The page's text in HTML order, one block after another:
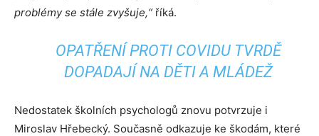
problémy se stále zvyšuje,“říká.
OPATŘENÍ PROTI COVIDU TVRDĚ
DOPADAJÍ NA DĚTI A MLÁDEŽ
Nedostatek školních psychologů znovu potvrzuje i
Miroslav Hřebecký. Současně odkazuje ke škodám, které